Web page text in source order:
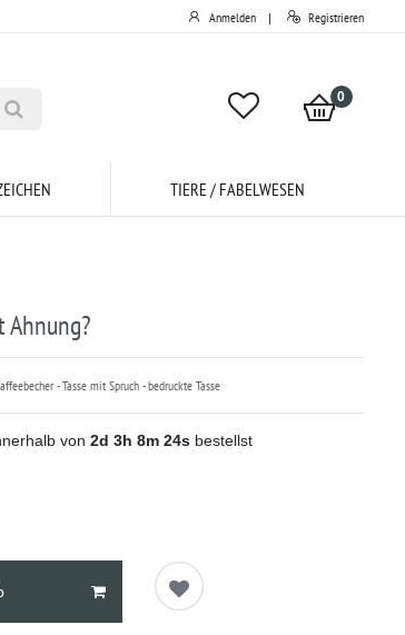
Anmelden | Registrieren
0
TIERE / FABELWESEN
Ahnung?
- Tasse mit Spruch - bedruckte Tasse
von 2d 3h 8m 23s bestellst